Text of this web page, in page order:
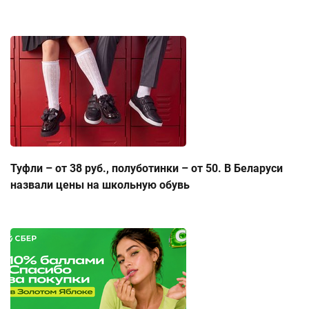
Туфли – от 38 руб., полуботинки – от 50. В Беларуси
назвали цены на школьную обувь